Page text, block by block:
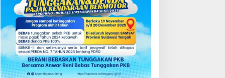
Perkembangan
Asuransi,
dan Dana
Juni 2026
Kredit Perbankan Tumbuh
12,67 Persen, Kualitas Aset
dan Ketahanan Modal
Tetap Kokoh Juni 2026